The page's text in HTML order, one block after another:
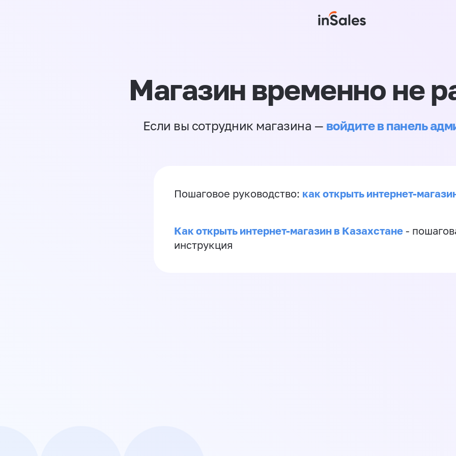
Магазин временно не
Если вы сотрудник магазина — войдите в панель
Пошаговое руководство: как открыть интернет-
Как открыть интернет-магазин в Казахстане -
инструкция